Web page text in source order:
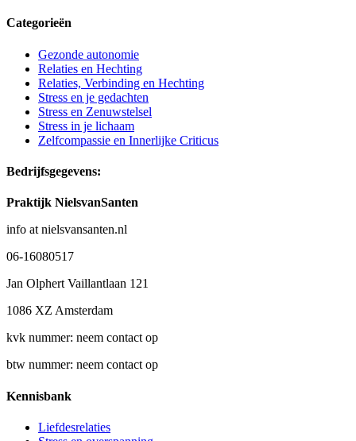
Categorieën
Gezonde autonomie
Relaties en Hechting
Relaties, Verbinding en Hechting
Stress en je gedachten
Stress en Zenuwstelsel
Stress in je lichaam
Zelfcompassie en Innerlijke Criticus
Bedrijfsgegevens:
Praktijk NielsvanSanten
info at nielsvansanten.nl
06-16080517
Jan Olphert Vaillantlaan 121
1086 XZ Amsterdam
kvk nummer: neem contact op
btw nummer: neem contact op
Kennisbank
Liefdesrelaties